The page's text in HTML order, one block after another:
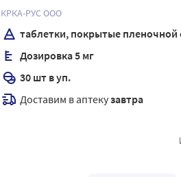
КРКА-РУС ООО
таблетки, покрытые пленочной
Дозировка 5 мг
30 шт в уп.
Доставим в аптекузавтра